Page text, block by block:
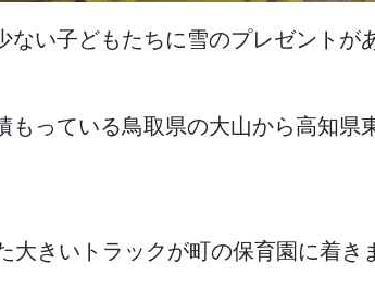
ない子どもたちに雪のプレゼントが
もっている鳥取県の大山から高知県
大きいトラックが町の保育園 に着き